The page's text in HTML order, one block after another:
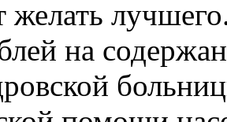
желать
на